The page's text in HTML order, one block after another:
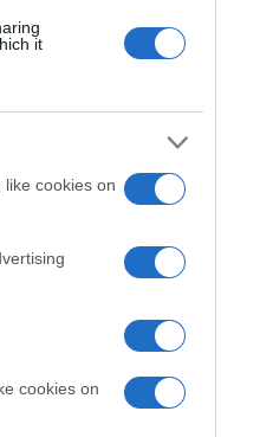
it
cookies on
cookies on
I nostri cari
I nostri cari